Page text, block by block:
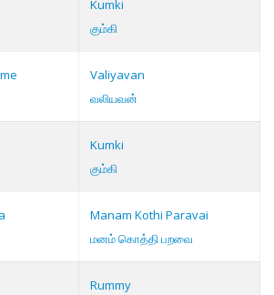
Kumki
கும்கி
Valiyavan
வலியவன்
Kumki
கும்கி
Manam Kothi Paravai
மனம் கொத்தி பறவை
Rummy